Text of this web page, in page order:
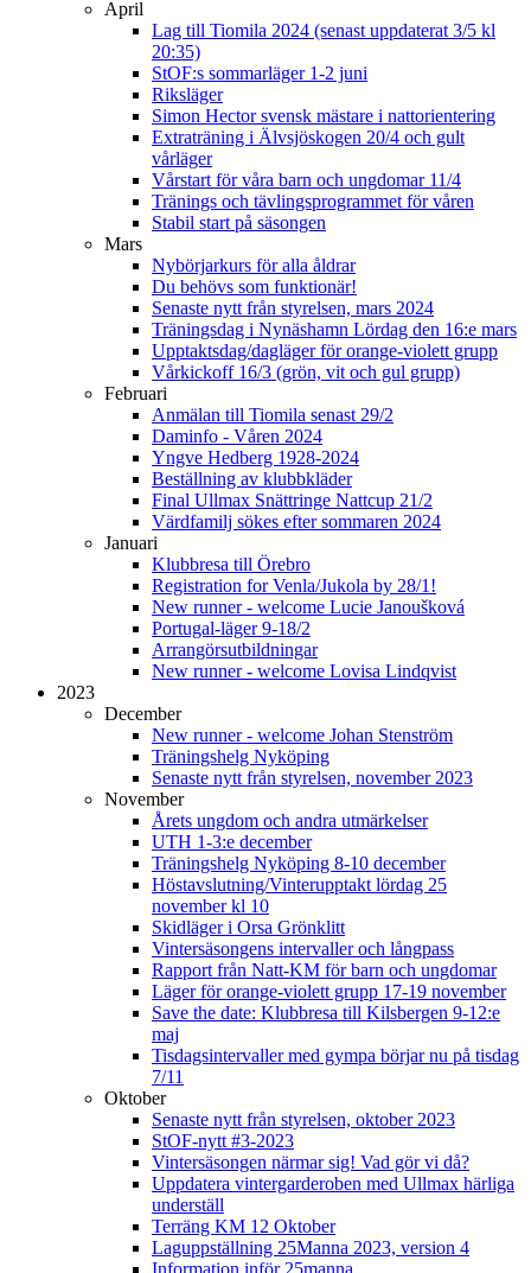
April
Lag till Tiomila 2024 (senast uppdaterat 3/5 kl
20:35)
StOF:s sommarläger 1-2 juni
Riksläger
Simon Hector svensk mästare i nattorientering
Extraträning i Älvsjöskogen 20/4 och gult
vårläger
Vårstart för våra barn och ungdomar 11/4
Tränings och tävlingsprogrammet för våren
Stabil start på säsongen
Mars
Nybörjarkurs för alla åldrar
Du behövs som funktionär!
Senaste nytt från styrelsen, mars 2024
Träningsdag i Nynäshamn Lördag den 16:e mars
Upptaktsdag/dagläger för orange-violett grupp
Vårkickoff 16/3 (grön, vit och gul grupp)
Februari
Anmälan till Tiomila senast 29/2
Daminfo - Våren 2024
Yngve Hedberg 1928-2024
Beställning av klubbkläder
Final Ullmax Snättringe Nattcup 21/2
Värdfamilj sökes efter sommaren 2024
Januari
Klubbresa till Örebro
Registration for Venla/Jukola by 28/1!
New runner - welcome Lucie Janoušková
Portugal-läger 9-18/2
Arrangörsutbildningar
New runner - welcome Lovisa Lindqvist
2023
December
New runner - welcome Johan Stenström
Träningshelg Nyköping
Senaste nytt från styrelsen, november 2023
November
Årets ungdom och andra utmärkelser
UTH 1-3:e december
Träningshelg Nyköping 8-10 december
Höstavslutning/Vinterupptakt lördag 25
november kl 10
Skidläger i Orsa Grönklitt
Vintersäsongens intervaller och långpass
Rapport från Natt-KM för barn och ungdomar
Läger för orange-violett grupp 17-19 november
Save the date: Klubbresa till Kilsbergen 9-12:e
maj
Tisdagsintervaller med gympa börjar nu på tisdag
7/11
Oktober
Senaste nytt från styrelsen, oktober 2023
StOF-nytt #3-2023
Vintersäsongen närmar sig! Vad gör vi då?
Uppdatera vintergarderoben med Ullmax härliga
underställ
Terräng KM 12 Oktober
Laguppställning 25Manna 2023, version 4